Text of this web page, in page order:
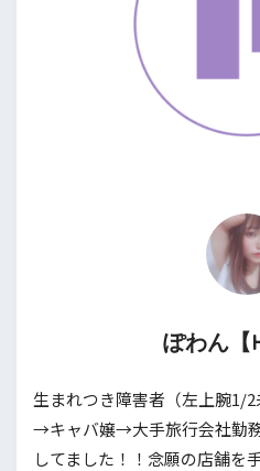
ぽわん【
生まれつき障害者（左上腕1/
→キャバ嬢→大手旅行会社勤
してました！！念願の店舗を